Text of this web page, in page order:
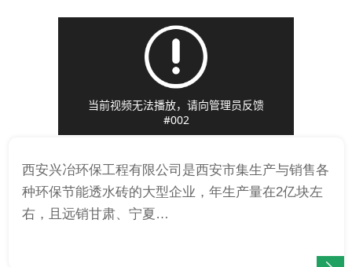
西安兴冶环保工程有限公司是西安市集生产与销售各
种环保节能透水砖的大型企业，年生产量在2亿块左
右，且远销甘肃、宁夏…